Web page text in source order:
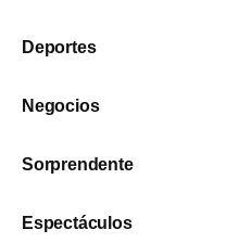
Deportes
Negocios
Sorprendente
Espectáculos